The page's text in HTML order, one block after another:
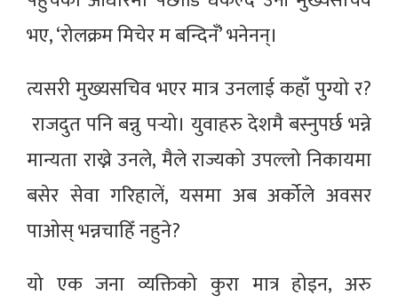
भए, ‘रोलक्रम मिचेर म बन्दिनँ’ भनेनन्।
त्यसरी मुख्यसचिव भएर मात्र उनलाई कहाँ पुग्यो र?
राजदुत पनि बन्नु पर्‍यो। युवाहरु देशमै बस्नुपर्छ भन्ने
मान्यता राख्ने उनले, मैले राज्यको उपल्लो निकायमा
बसेर सेवा गरिहालें, यसमा अब अर्कोले अवसर
पाओस् भन्नचाहिँ नहुने?
यो एक जना व्यक्तिको कुरा मात्र होइन, अरु